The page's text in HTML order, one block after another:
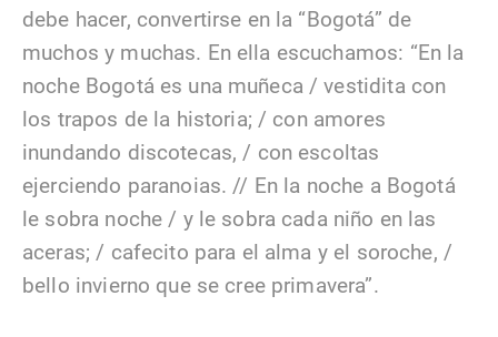
debe hacer, convertirse en la “Bogotá” de
muchos y muchas. En ella escuchamos: “En la
noche Bogotá es una muñeca / vestidita con
los trapos de la historia; / con amores
inundando discotecas, / con escoltas
ejerciendo paranoias. // En la noche a Bogotá
le sobra noche / y le sobra cada niño en las
aceras; / cafecito para el alma y el soroche, /
bello invierno que se cree primavera”.